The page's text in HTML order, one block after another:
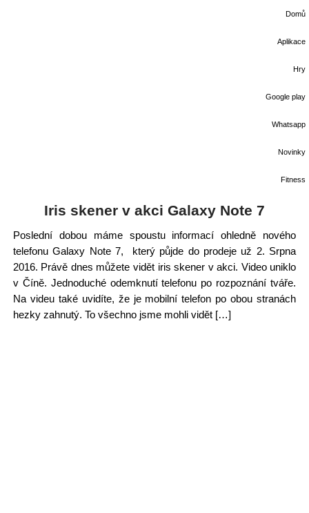
Domů
Aplikace
Hry
Google play
Whatsapp
Novinky
Fitness
Iris skener v akci Galaxy Note 7
Poslední dobou máme spoustu informací ohledně nového
telefonu Galaxy Note 7, který půjde do prodeje už 2. Srpna
2016. Právě dnes můžete vidět iris skener v akci. Video uniklo
v Číně. Jednoduché odemknutí telefonu po rozpoznání tváře.
Na videu také uvidíte, že je mobilní telefon po obou stranách
hezky zahnutý. To všechno jsme mohli vidět […]